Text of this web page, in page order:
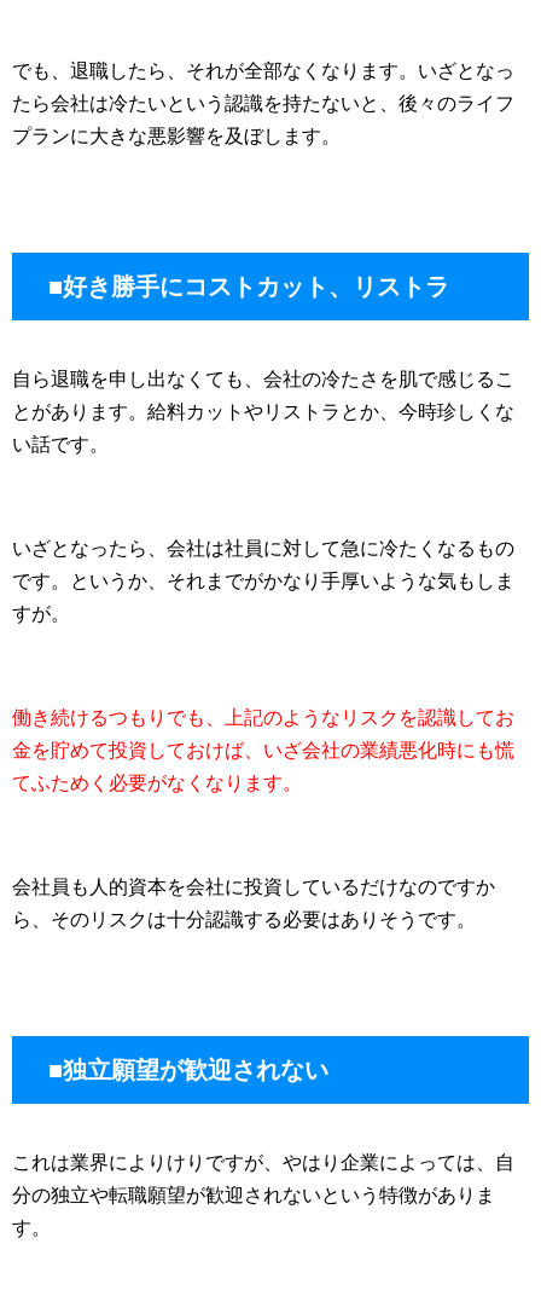
でも、退職したら、それが全部なくなります。いざとなっ
たら会社は冷たいという認識を持たないと、後々のライフ
プランに大きな悪影響を及ぼします。
■好き勝手にコストカット、リストラ
自ら退職を申し出なくても、会社の冷たさを肌で感じるこ
とがあります。給料カットやリストラとか、今時珍しくな
い話です。
いざとなったら、会社は社員に対して急に冷たくなるもの
です。というか、それまでがかなり手厚いような気もしま
すが。
働き続けるつもりでも、上記のようなリスクを認識してお
金を貯めて投資しておけば、いざ会社の業績悪化時にも慌
てふためく必要がなくなります。
会社員も人的資本を会社に投資しているだけなのですか
ら、そのリスクは十分認識する必要はありそうです。
■独立願望が歓迎されない
これは業界によりけりですが、やはり企業によっては、自
分の独立や転職願望が歓迎されないという特徴がありま
す。